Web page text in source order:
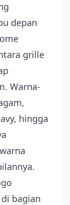
depan
grille
Warna-
hingga
bagian